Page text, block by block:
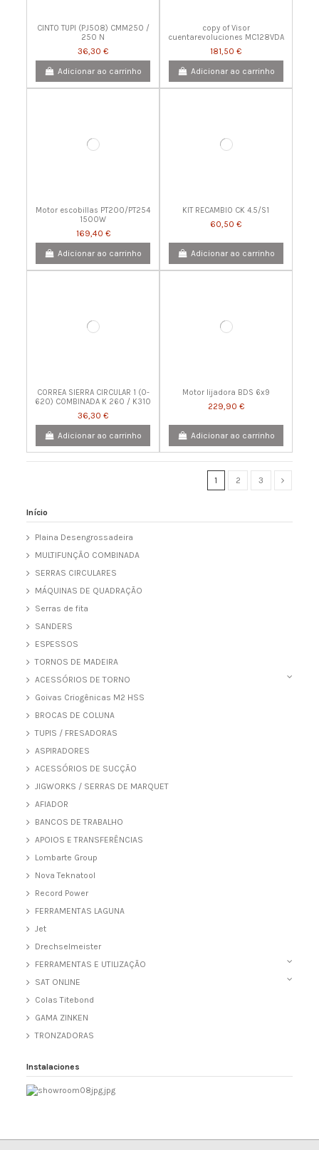
CINTO TUPI (PJ508) CMM250 /
250 N
36,30 €
Adicionar ao carrinho
copy of Visor
cuentarevoluciones MC128VDA
181,50 €
Adicionar ao carrinho
Motor escobillas PT200/PT254
1500W
169,40 €
Adicionar ao carrinho
KIT RECAMBIO CK 4.5/S1
60,50 €
Adicionar ao carrinho
CORREA SIERRA CIRCULAR 1 (0-
620) COMBINADA K 260 / K310
36,30 €
Adicionar ao carrinho
Motor lijadora BDS 6x9
229,90 €
Adicionar ao carrinho
1 2 3
Início
Plaina Desengrossadeira
MULTIFUNÇÃO COMBINADA
SERRAS CIRCULARES
MÁQUINAS DE QUADRAÇÃO
Serras de fita
SANDERS
ESPESSOS
TORNOS DE MADEIRA
ACESSÓRIOS DE TORNO
Goivas Criogênicas M2 HSS
BROCAS DE COLUNA
TUPIS / FRESADORAS
ASPIRADORES
ACESSÓRIOS DE SUCÇÃO
JIGWORKS / SERRAS DE MARQUET
AFIADOR
BANCOS DE TRABALHO
APOIOS E TRANSFERÊNCIAS
Lombarte Group
Nova Teknatool
Record Power
FERRAMENTAS LAGUNA
Jet
Drechselmeister
FERRAMENTAS E UTILIZAÇÃO
SAT ONLINE
Colas Titebond
GAMA ZINKEN
TRONZADORAS
Instalaciones